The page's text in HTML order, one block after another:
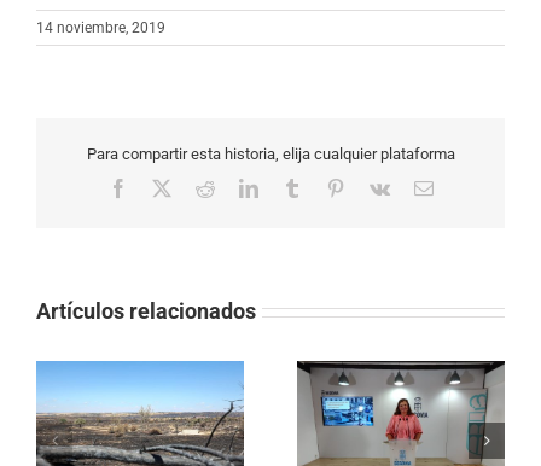
14 noviembre, 2019
Para compartir esta historia, elija cualquier plataforma
Facebook RedditLinkedInTumblr Pinterest
Vk
Correo
Artículos relacionados
EL PSOE EXIGE
MEJORAR EL SERVICIO
DE AUTOBUSES Y
El PP rechaza rebajar
un 20% la tasa de
basuras y mantiene el